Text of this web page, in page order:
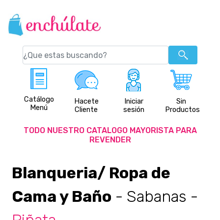
Catálogo
Menú
Hacete
Cliente
Iniciar
sesión
Sin
Productos
TODO NUESTRO CATALOGO MAYORISTA PARA
REVENDER
Blanqueria/ Ropa de
Cama y Baño - Sabanas -